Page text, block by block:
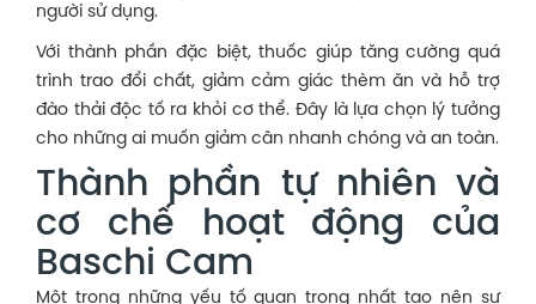
người sử dụng.
Với thành phần đặc biệt, thuốc giúp tăng cường quá
trình trao đổi chất, giảm cảm giác thèm ăn và hỗ trợ
đào thải độc tố ra khỏi cơ thể. Đây là lựa chọn lý tưởng
cho những ai muốn giảm cân nhanh chóng và an toàn.
Thành phần tự nhiên và
cơ chế hoạt động của
Baschi Cam
Một trong những yếu tố quan trọng nhất tạo nên sự